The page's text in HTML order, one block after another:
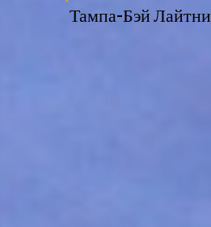
Тампа-Бэй